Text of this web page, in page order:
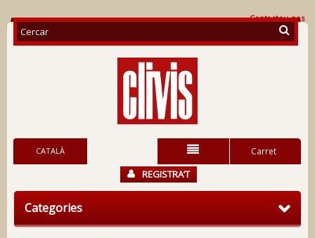
Contacteu-nos
Carret
CATALÀ
REGISTRA’T
Categories